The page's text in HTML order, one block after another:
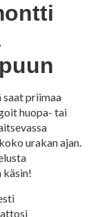
priimaa
huopa- tai
urakan ajan.
käsin!